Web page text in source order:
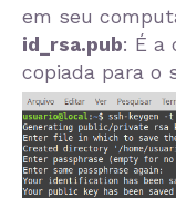
em seu
id_rsa.pub: É a
copiada para o